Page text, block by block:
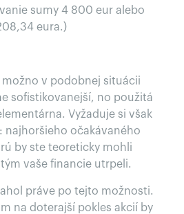
sumy 4 800 eur alebo
eura.)
možno v podobnej situácii
sofistikovanejší, no použitá
Vyžaduje si však
najhoršieho očakávaného
by ste teoreticky mohli
vaše financie utrpeli.
práve po tejto možnosti.
na doterajší pokles akcií by